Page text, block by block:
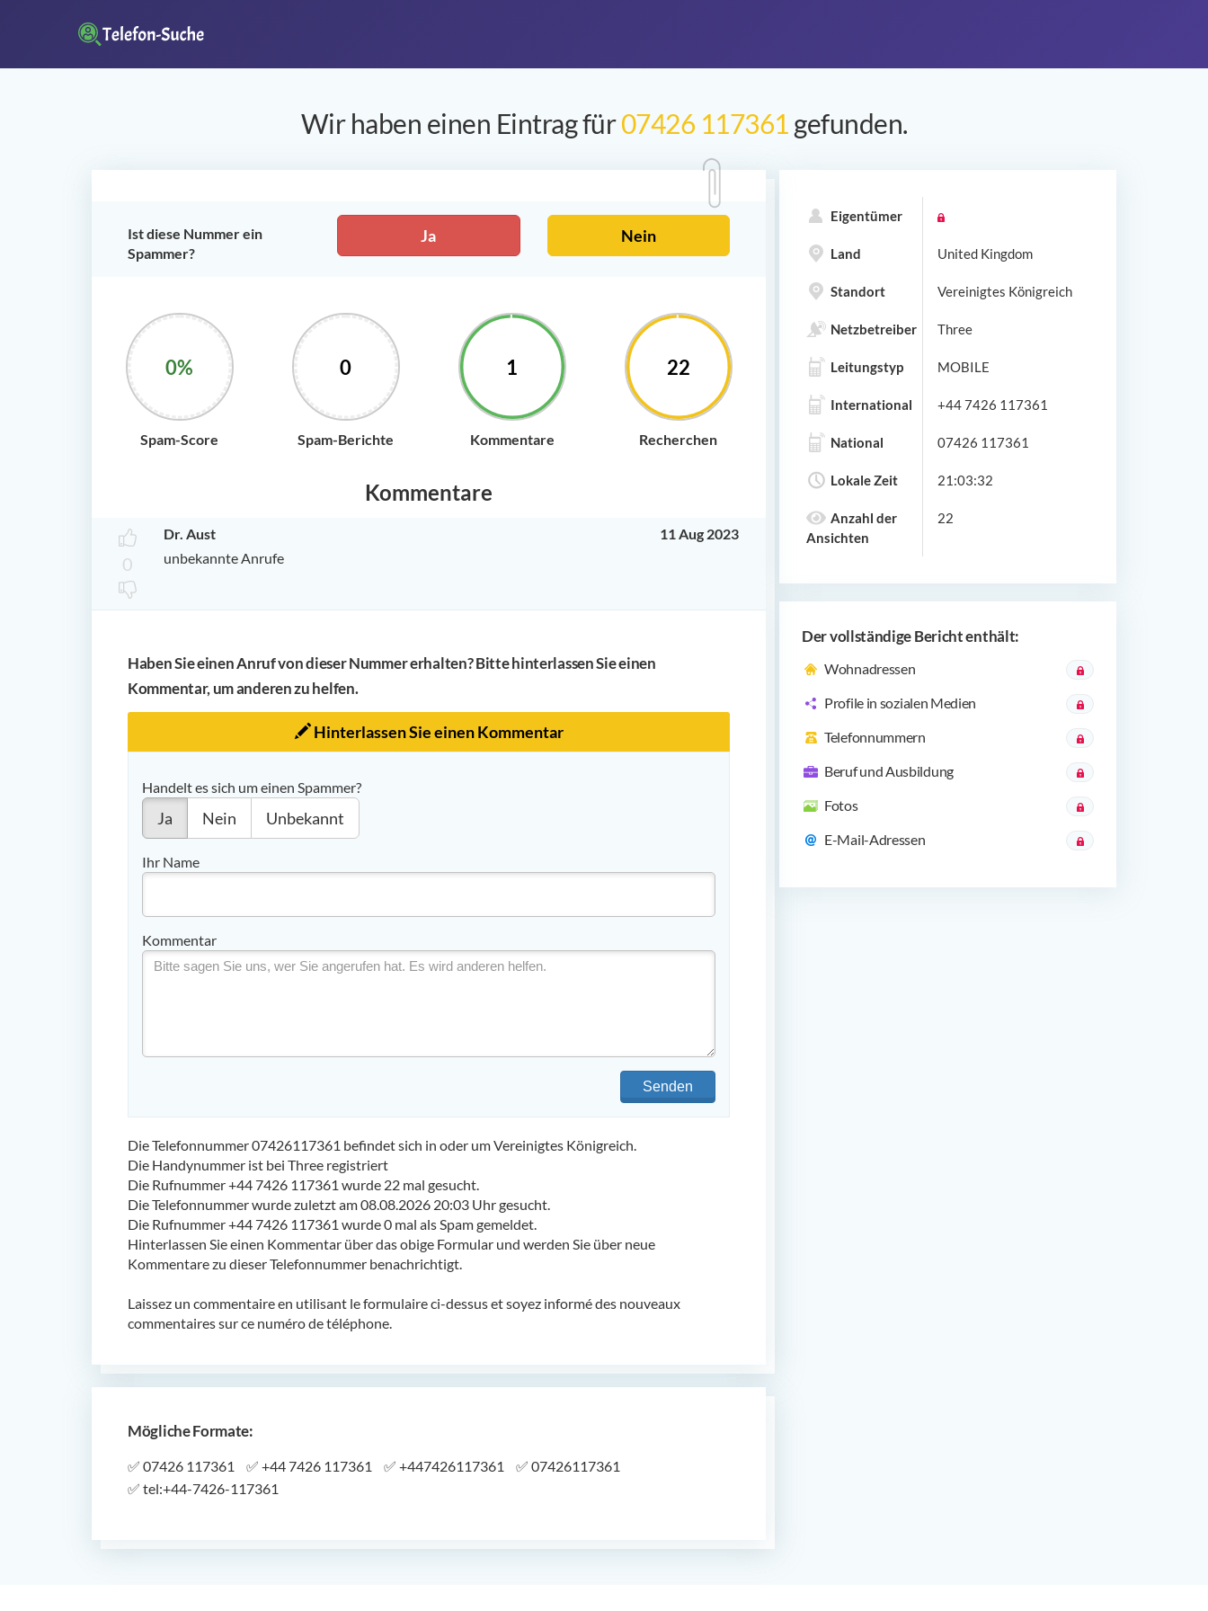
Wir haben einen Eintrag für07426 117361 gefunden.
Ist diese Nummer ein
Spammer?
Ja Nein
0%
Spam-Score
0
Spam-Berichte
1
Kommentare
22
Recherchen
Kommentare
0
Dr. Aust
11 Aug 2023
unbekannte Anrufe
Haben Sie einen Anruf von dieser Nummer erhalten? Bitte hinterlassen Sie einen
Kommentar, um anderen zu helfen.
Hinterlassen Sie einen Kommentar
Handelt es sich um einen Spammer?
Ja Nein Unbekannt
Ihr Name
Kommentar
Senden
Die Telefonnummer 07426117361 befindet sich in oder um Vereinigtes Königreich.
Die Handynummer ist bei Three registriert
Die Rufnummer +44 7426 117361 wurde 22 mal gesucht.
Die Telefonnummer wurde zuletzt am 08.08.2026 20:03 Uhr gesucht.
Die Rufnummer +44 7426 117361 wurde 0 mal als Spam gemeldet.
Hinterlassen Sie einen Kommentar über das obige Formular und werden Sie über neue
Kommentare zu dieser Telefonnummer benachrichtigt.
Laissez un commentaire en utilisant le formulaire ci-dessus et soyez informé des nouveaux
commentaires sur ce numéro de téléphone.
Mögliche Formate:
✅ 07426 117361 ✅ +44 7426 117361 ✅ +447426117361 ✅ 07426117361
✅ tel:+44-7426-117361
Eigentümer
Land United Kingdom
Standort Vereinigtes Königreich
Netzbetreiber Three
Leitungstyp MOBILE
International +44 7426 117361
National 07426 117361
Lokale Zeit 21:03:32
Anzahl der
Ansichten
22
Der vollständige Bericht enthält:
Wohnadressen
Profile in sozialen Medien
Telefonnummern
Beruf und Ausbildung
Fotos
E-Mail-Adressen